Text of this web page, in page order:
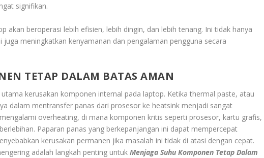
signifikan.
akan beroperasi lebih efisien, lebih dingin, dan lebih tenang. Ini tidak hanya
meningkatkan kenyamanan dan pengalaman pengguna secara
TETAP DALAM BATAS AMAN
kerusakan komponen internal pada laptop. Ketika thermal paste, atau
dalam mentransfer panas dari prosesor ke heatsink menjadi sangat
overheating, di mana komponen kritis seperti prosesor, kartu grafis,
Paparan panas yang berkepanjangan ini dapat mempercepat
kerusakan permanen jika masalah ini tidak di atasi dengan cepat.
adalah langkah penting untukMenjaga Suhu Komponen Tetap Dalam